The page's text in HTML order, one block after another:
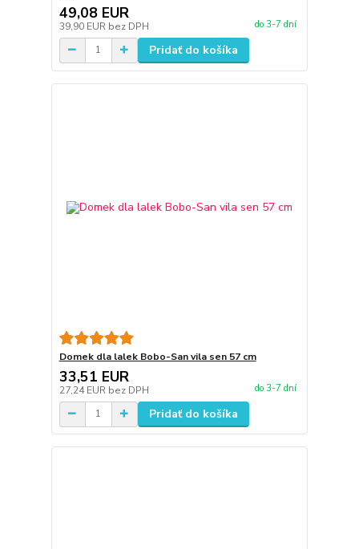
49,08 EUR
39,90 EUR bez DPH do 3-7 dní
Pridať do košíka
Domek dla lalek Bobo-San vila sen 57 cm
33,51 EUR
27,24 EUR bez DPH do 3-7 dní
Pridať do košíka